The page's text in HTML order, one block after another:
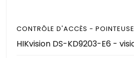
CONTRÔLE D'ACCÈS - POINTEUSE